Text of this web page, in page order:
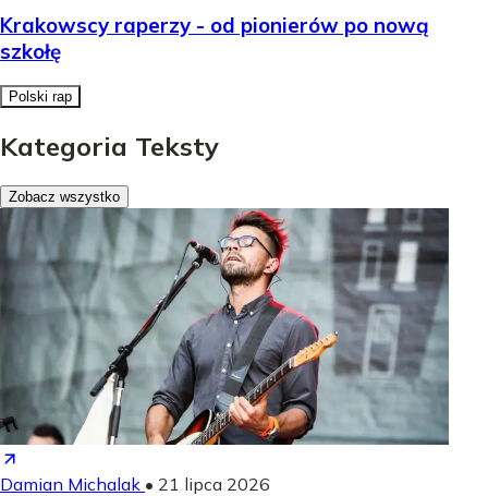
Krakowscy raperzy - od pionierów po nową
szkołę
Polski rap
Kategoria Teksty
Zobacz wszystko
Damian Michalak • 21 lipca 2026